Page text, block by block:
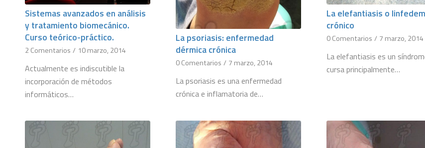
Sistemas avanzados en análisis
y tratamiento biomecánico.
Curso teórico-práctico.
2 Comentarios / 10 marzo, 2014
Actualmente es indiscutible la
incorporación de métodos
informáticos…
La psoriasis: enfermedad
dérmica crónica
0 Comentarios / 7 marzo, 2014
La psoriasis es una enfermedad
crónica e inflamatoria de…
La elefantiasis o
crónico
0 Comentarios / 7 marzo, 2014
La elefantiasis es un
cursa principalmente…